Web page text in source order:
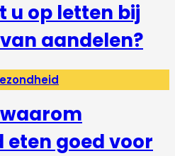
u op letten bij
aandelen?
eten goed voor